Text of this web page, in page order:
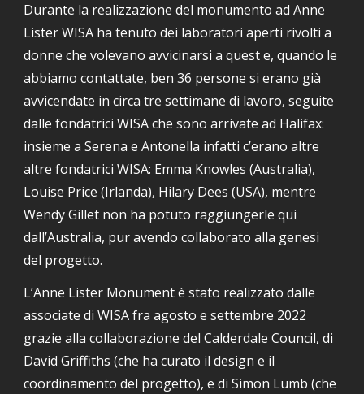
Durante la realizzazione del monumento ad Anne
Lister WISA ha tenuto dei laboratori aperti rivolti a
donne che volevano avvicinarsi a quest e, quando le
abbiamo contattate, ben 36 persone si erano già
avvicendate in circa tre settimane di lavoro, seguite
dalle fondatrici WISA che sono arrivate ad Halifax:
insieme a Serena e Antonella infatti c’erano altre
altre fondatrici WISA: Emma Knowles (Australia),
Louise Price (Irlanda), Hilary Dees (USA), mentre
Wendy Gillet non ha potuto raggiungerle qui
dall’Australia, pur avendo collaborato alla genesi
del progetto.
L’Anne Lister Monument è stato realizzato dalle
associate di WISA fra agosto e settembre 2022
grazie alla collaborazione del Calderdale Council, di
David Griffiths (che ha curato il design e il
coordinamento del progetto), e di Simon Lumb (che